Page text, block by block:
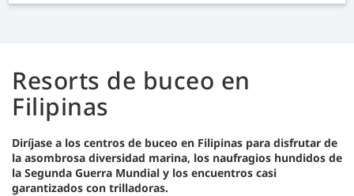
Resorts de buceo en
Filipinas
Diríjase a los centros de buceo en Filipinas para disfrutar de
la asombrosa diversidad marina, los naufragios hundidos de
la Segunda Guerra Mundial y los encuentros casi
garantizados con trilladoras.